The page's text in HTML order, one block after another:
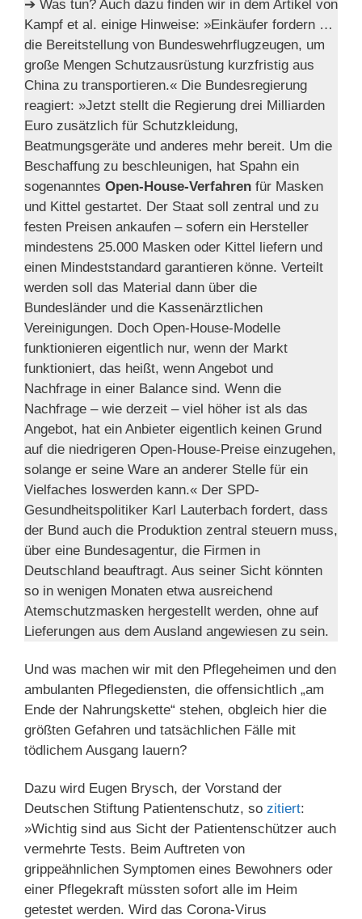
➔ Was tun? Auch dazu finden wir in dem Artikel von
Kampf et al. einige Hinweise: »Einkäufer fordern …
die Bereitstellung von Bundeswehrflugzeugen, um
große Mengen Schutzausrüstung kurzfristig aus
China zu transportieren.« Die Bundesregierung
reagiert: »Jetzt stellt die Regierung drei Milliarden
Euro zusätzlich für Schutzkleidung,
Beatmungsgeräte und anderes mehr bereit. Um die
Beschaffung zu beschleunigen, hat Spahn ein
sogenanntes Open-House-Verfahren für Masken
und Kittel gestartet. Der Staat soll zentral und zu
festen Preisen ankaufen – sofern ein Hersteller
mindestens 25.000 Masken oder Kittel liefern und
einen Mindeststandard garantieren könne. Verteilt
werden soll das Material dann über die
Bundesländer und die Kassenärztlichen
Vereinigungen. Doch Open-House-Modelle
funktionieren eigentlich nur, wenn der Markt
funktioniert, das heißt, wenn Angebot und
Nachfrage in einer Balance sind. Wenn die
Nachfrage – wie derzeit – viel höher ist als das
Angebot, hat ein Anbieter eigentlich keinen Grund
auf die niedrigeren Open-House-Preise einzugehen,
solange er seine Ware an anderer Stelle für ein
Vielfaches loswerden kann.« Der SPD-
Gesundheitspolitiker Karl Lauterbach fordert, dass
der Bund auch die Produktion zentral steuern muss,
über eine Bundesagentur, die Firmen in
Deutschland beauftragt. Aus seiner Sicht könnten
so in wenigen Monaten etwa ausreichend
Atemschutzmasken hergestellt werden, ohne auf
Lieferungen aus dem Ausland angewiesen zu sein.
Und was machen wir mit den Pflegeheimen und den
ambulanten Pflegediensten, die offensichtlich „am
Ende der Nahrungskette“ stehen, obgleich hier die
größten Gefahren und tatsächlichen Fälle mit
tödlichem Ausgang lauern?
Dazu wird Eugen Brysch, der Vorstand der
Deutschen Stiftung Patientenschutz, so zitiert:
»Wichtig sind aus Sicht der Patientenschützer auch
vermehrte Tests. Beim Auftreten von
grippeähnlichen Symptomen eines Bewohners oder
einer Pflegekraft müssten sofort alle im Heim
getestet werden. Wird das Corona-Virus